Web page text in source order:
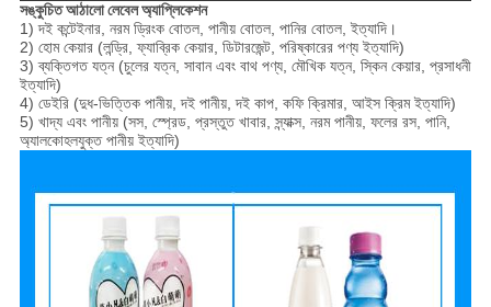
সঙ্কুচিত আঠালো লেবেল অ্যাপ্লিকেশন
1) দই কন্টেইনার, নরম ড্রিংক বোতল, পানীয় বোতল, পানির বোতল, ইত্যাদি।
2) হোম কেয়ার (লন্ড্রি, ফ্যাব্রিক কেয়ার, ডিটারজেন্ট, পরিষ্কারের পণ্য ইত্যাদি)
3) ব্যক্তিগত যত্ন (চুলের যত্ন, সাবান এবং বাথ পণ্য, মৌখিক যত্ন, স্কিন কেয়ার, প্রসাধনী
ইত্যাদি)
4) ডেইরি (দুধ-ভিত্তিক পানীয়, দই পানীয়, দই কাপ, কফি ক্রিমার, আইস ক্রিম ইত্যাদি)
5) খাদ্য এবং পানীয় (সস, স্প্রেড, প্রস্তুত খাবার, স্ন্যাক্স, নরম পানীয়, ফলের রস, পানি,
অ্যালকোহলযুক্ত পানীয় ইত্যাদি)